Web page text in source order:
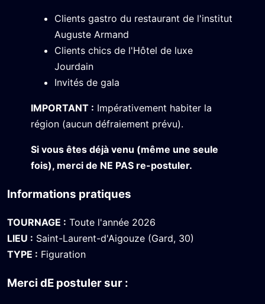
Clients gastro du restaurant de l'institut
Auguste Armand
Clients chics de l'Hôtel de luxe
Jourdain
Invités de gala
IMPORTANT : Impérativement habiter la
région (aucun défraiement prévu).
Si vous êtes déjà venu (même une seule
fois), merci de NE PAS re-postuler.
Informations pratiques
TOURNAGE : Toute l'année 2026
LIEU : Saint-Laurent-d'Aigouze (Gard, 30)
TYPE : Figuration
Merci dE postuler sur :